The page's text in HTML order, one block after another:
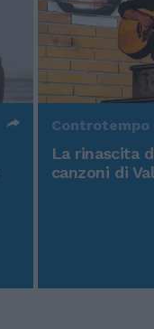
Controtempo
La rinascita
canzoni di